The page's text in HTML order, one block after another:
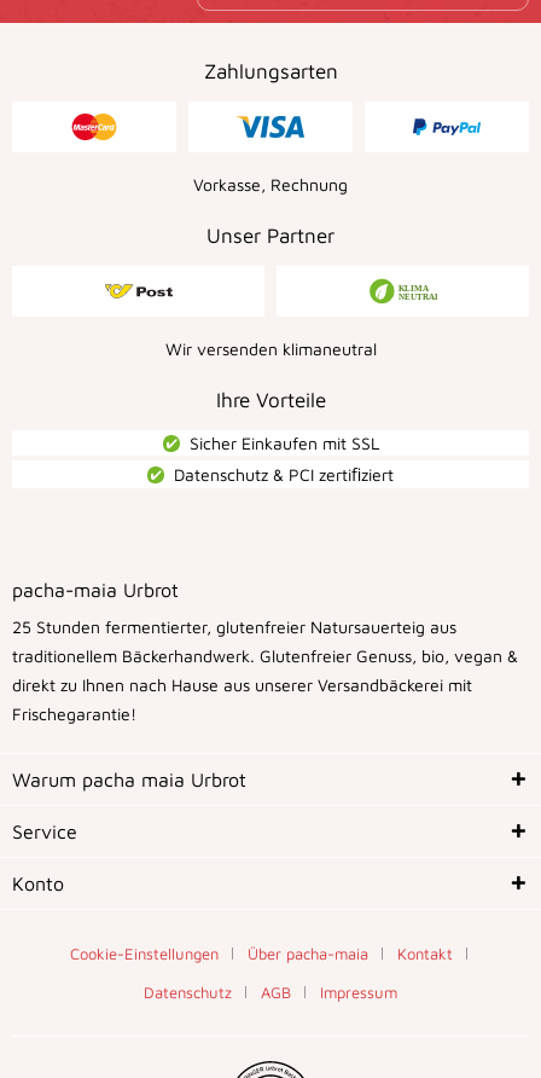
Zahlungsarten
Vorkasse, Rechnung
Unser Partner
Wir versenden klimaneutral
Ihre Vorteile
Sicher Einkaufen mit SSL
Datenschutz & PCI zertiﬁziert
pacha-maia Urbrot
25 Stunden fermentierter, glutenfreier Natursauerteig aus
traditionellem Bäckerhandwerk. Glutenfreier Genuss, bio, vegan &
direkt zu Ihnen nach Hause aus unserer Versandbäckerei mit
Frischegarantie!
Warum pacha maia Urbrot
Service
Konto
Cookie-Einstellungen Über pacha-maia
Kontakt
Datenschutz
AGB Impressum